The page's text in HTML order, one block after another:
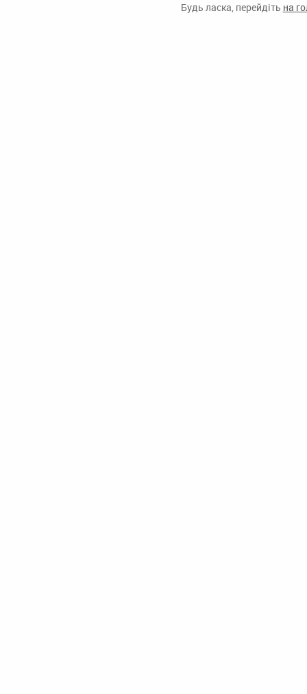
Будь ласка, перейдіть на